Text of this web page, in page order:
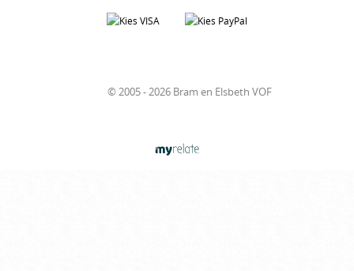
© 2005 - 2026 Bram en Elsbeth VOF